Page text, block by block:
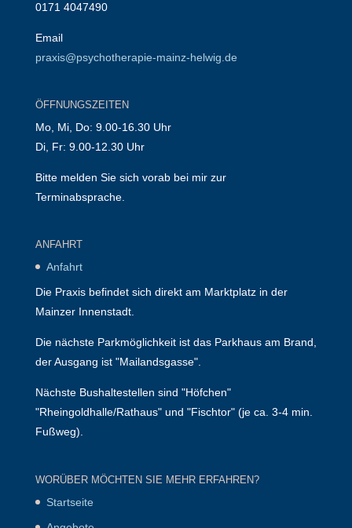
0171 4047490
Email
praxis@psychotherapie-mainz-helwig.de
ÖFFNUNGSZEITEN
Mo, Mi, Do: 9.00-16.30 Uhr
Di, Fr: 9.00-12.30 Uhr
Bitte melden Sie sich vorab bei mir zur
Terminabsprache.
ANFAHRT
Anfahrt
Die Praxis befindet sich direkt am Marktplatz in der
Mainzer Innenstadt.
Die nächste Parkmöglichkeit ist das Parkhaus am Brand,
der Ausgang ist "Mailandsgasse".
Nächste Bushaltestellen sind "Höfchen"
"Rheingoldhalle/Rathaus" und "Fischtor" (je ca. 3-4 min.
Fußweg).
WORÜBER MÖCHTEN SIE MEHR ERFAHREN?
Startseite